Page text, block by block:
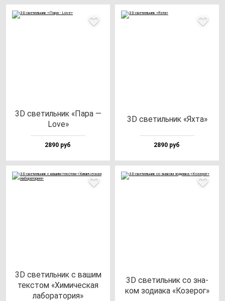
3D све­тиль­ник «Пара —
Love»
2890 руб
3D све­тиль­ник «Яхта»
2890 руб
3D све­тиль­ник с ва­шим
тек­стом «Хими­чес­кая
ла­бо­ра­то­рия»
3D све­тиль­ник со зна­
ком зо­ди­ака «Козе­рог»